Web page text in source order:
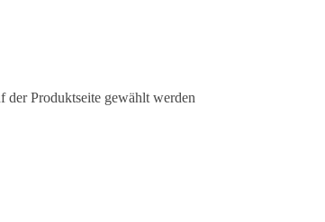
der Produktseite gewählt werden